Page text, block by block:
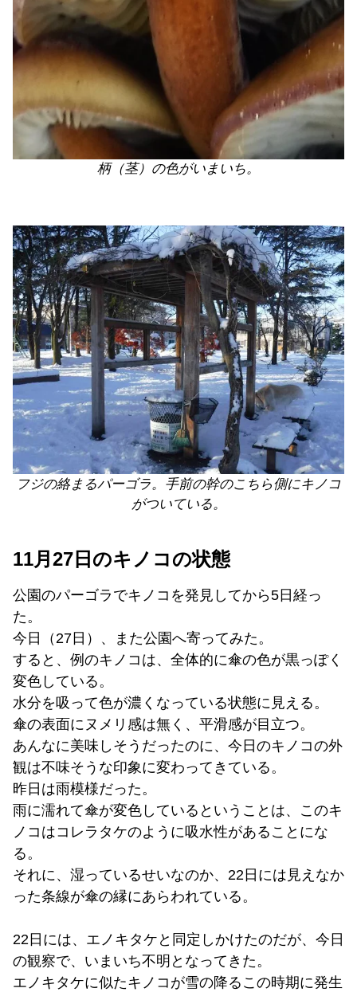
柄（茎）の色がいまいち。
フジの絡まるパーゴラ。手前の幹のこちら側にキノコ
がついている。
11月27日のキノコの状態
公園のパーゴラでキノコを発見してから5日経っ
た。
今日（27日）、また公園へ寄ってみた。
すると、例のキノコは、全体的に傘の色が黒っぽく
変色している。
水分を吸って色が濃くなっている状態に見える。
傘の表面にヌメリ感は無く、平滑感が目立つ。
あんなに美味しそうだったのに、今日のキノコの外
観は不味そうな印象に変わってきている。
昨日は雨模様だった。
雨に濡れて傘が変色しているということは、このキ
ノコはコレラタケのように吸水性があることにな
る。
それに、湿っているせいなのか、22日には見えなか
った条線が傘の縁にあらわれている。
22日には、エノキタケと同定しかけたのだが、今日
の観察で、いまいち不明となってきた。
エノキタケに似たキノコが雪の降るこの時期に発生